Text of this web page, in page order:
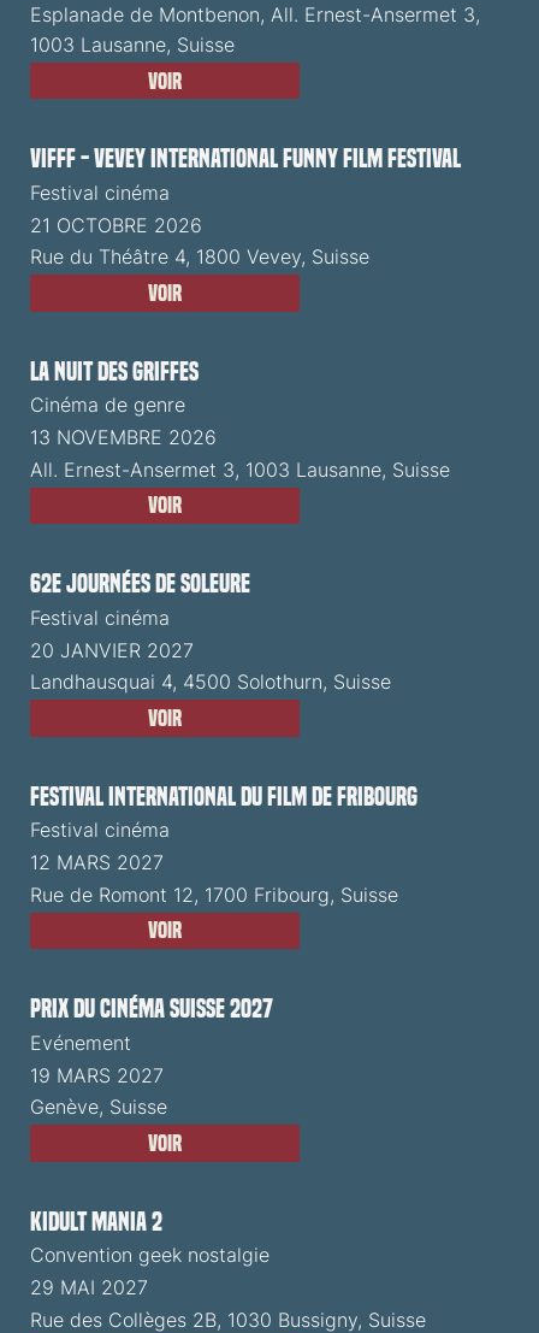
Esplanade de Montbenon, All. Ernest-Ansermet 3,
1003 Lausanne, Suisse
Voir
VIFFF - Vevey International Funny Film Festival
Festival cinéma
21 OCTOBRE 2026
Rue du Théâtre 4, 1800 Vevey, Suisse
Voir
La Nuit des Griffes
Cinéma de genre
13 NOVEMBRE 2026
All. Ernest-Ansermet 3, 1003 Lausanne, Suisse
Voir
62e Journées de Soleure
Festival cinéma
20 JANVIER 2027
Landhausquai 4, 4500 Solothurn, Suisse
Voir
Festival International du Film de Fribourg
Festival cinéma
12 MARS 2027
Rue de Romont 12, 1700 Fribourg, Suisse
Voir
Prix du Cinéma Suisse 2027
Evénement
19 MARS 2027
Genève, Suisse
Voir
Kidult Mania 2
Convention geek nostalgie
29 MAI 2027
Rue des Collèges 2B, 1030 Bussigny, Suisse